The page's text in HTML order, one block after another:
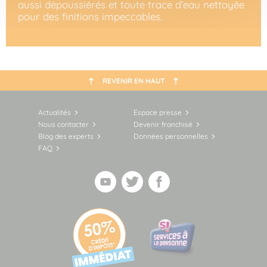
aussi dépoussiérés et toute trace d’eau nettoyée
pour des finitions impeccables.
REVENIR EN HAUT
Actualités
Espace presse
Nous contacter
Devenir franchisé
Blog des experts
Données personnelles
FAQ